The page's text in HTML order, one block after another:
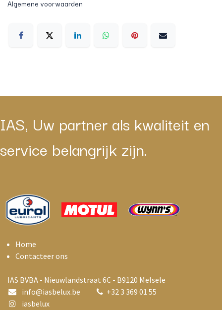
Algemene voorwaarden
IAS, Uw partner als kwaliteit en
service belangrijk zijn.
Home
Contacteer ons
IAS BVBA - Nieuwlandstraat 6C - B9120 Melsele
info@iasbelux.be +32 3 369 01 55
iasbelux